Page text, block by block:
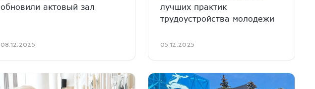
обновили актовый зал
08.12.2025
лучших практик
трудоустройства молодежи
05.12.2025